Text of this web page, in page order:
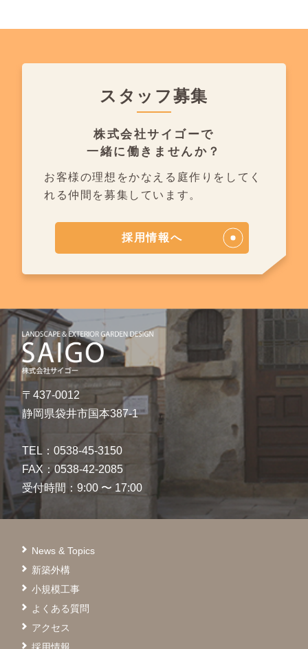
スタッフ募集
株式会社サイゴーで
一緒に働きませんか？
お客様の理想をかなえる庭作りを してく
れる仲間を募集しています。
採用情報へ
〒437-0012
静岡県袋井市国本387-1
TEL：0538-45-3150
FAX：0538-42-2085
受付時間：9:00 〜 17:00
News & Topics
新築外構
小規模工事
よくある質問
アクセス
採用情報